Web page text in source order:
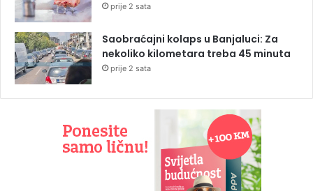
prije 2 sata
Saobraćajni kolaps u Banjaluci: Za
nekoliko kilometara treba 45 minuta
prije 2 sata